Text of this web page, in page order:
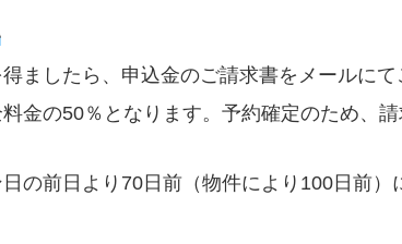
ましたら、申込金のご請求書をメールにて
金の50％となります。予約確定のため、
の前日より70日前（物件により100日前